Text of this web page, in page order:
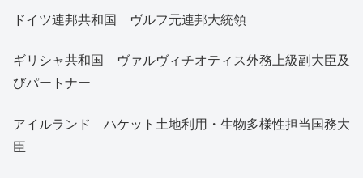
ドイツ連邦共和国 ヴルフ元連邦大統領
ギリシャ共和国 ヴァルヴィチオティス外務上級副大臣及
びパートナー
アイルランド ハケット土地利用・生物多様性担当国務大
臣